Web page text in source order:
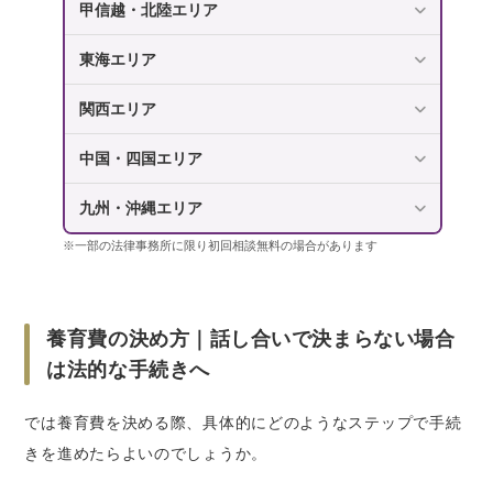
甲信越・北陸エリア
東海エリア
関西エリア
中国・四国エリア
九州・沖縄エリア
※一部の法律事務所に限り初回相談無料の場合があります
養育費の決め方｜話し合いで決まらない場合
は法的な手続きへ
では養育費を決める際、具体的にどのようなステップで手続
きを進めたらよいのでしょうか。